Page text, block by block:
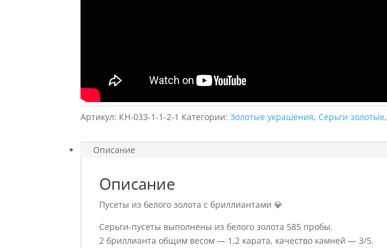
Артикул: КН-033-1-1-2-1 Категории:Золотые украшения, Серьги золотые,
Описание
Описание
Пусеты из белого золота с бриллиантами 💎
Серьги-пусеты выполнены из белого золота 585 пробы.
2 бриллианта общим весом — 1,2 карата, качество камней — 3/5.